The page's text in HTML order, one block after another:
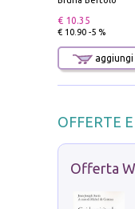
€ 10.35
€ 10.90 -5 %
aggiungi
OFFERTE
Offerta